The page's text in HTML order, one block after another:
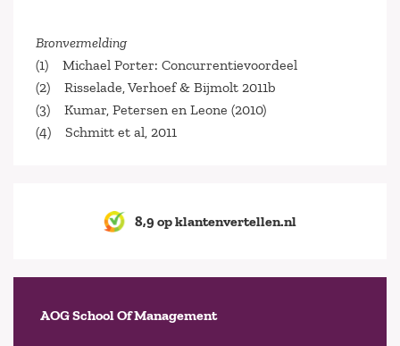
Bronvermelding
(1) Michael Porter: Concurrentievoordeel
(2) Risselade, Verhoef & Bijmolt 2011b
(3) Kumar, Petersen en Leone (2010)
(4) Schmitt et al, 2011
8,9 op klantenvertellen.nl
AOG School Of Management